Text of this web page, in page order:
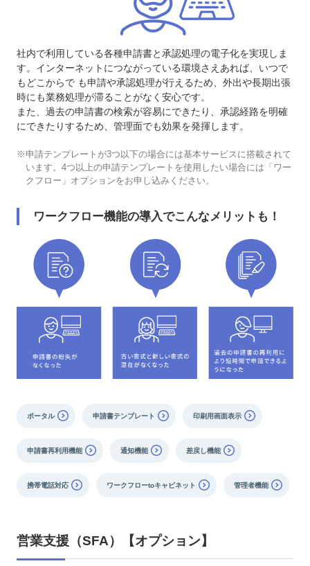
社内で利用している各種申請書と承認処理の電子化を実現しま
す。インターネットにつながっている環境さえあれば、いつで
もどこからで も申請や承認処理が行えるため、外出や長期出張
時にも業務処理が滞ることがなく安心です。
また、過去の申請書の検索が容易にできたり、承認経路を明確
にできたりするため、管理面でも効果を発揮します。
※申請テンプレートが3つ以下の場合には基本サービスに搭載されて
います。4つ以上の申請テンプレートを使用したい場合には「ワー
クフロー」オプションをお申し込みください。
ワークフロー機能の導入でこんなメリットも！
ポータル 申請書テンプレート 印刷用画面表示
申請書再利用機能 通知機能 差戻し機能
携帯電話対応 ワークフローtoキャビネット 管理者機能
営業支援（SFA）【オプション】